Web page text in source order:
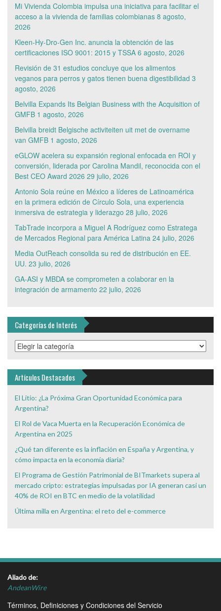
Mi Vivienda Colombia impulsa una iniciativa para facilitar el
acceso a la vivienda de familias colombianas 8 agosto,
2026
Kleen-Hy-Dro-Gen Inc. anuncia la obtención de las
certificaciones ISO 9001: 2015 y TSSA 6 agosto, 2026
Revisión de 31 estudios concluye que los alimentos
veganos para perros y gatos tienen buena digestibilidad 3
agosto, 2026
Belvilla Expands Its Belgian Business with the Acquisition of
GMFB 1 agosto, 2026
Belvilla breidt Belgische activiteiten uit met de overname
van GMFB 1 agosto, 2026
eGLOW acelera su expansión regional enfocada en ROI y
conversión, liderada por Carolina Mandil, reconocida con el
Best CEO Award 2026 29 julio, 2026
Antonio Sola reúne en México a líderes de Latinoamérica
en la primera edición de Círculo Sola, una experiencia
inmersiva de estrategia y liderazgo 28 julio, 2026
TabTrade incorpora a Miguel A Rodríguez como Estratega
de Mercados Regional para América Latina 24 julio, 2026
Media OutReach consolida su red de distribución en EE.
UU. 23 julio, 2026
GA-ASI y MBDA se comprometen a colaborar en la
integración de armamento 22 julio, 2026
Categorías de Interés
Categorías
de
Artículos Destacados
El Litio: ¿La Próxima Gran Oportunidad Económica para
Argentina?
El Rol de Vaca Muerta en la Recuperación Económica de
Argentina en 2025
¿Qué tan diferente es la inflación en España y Argentina, y
cómo impacta en la economía diaria?
El Programa de Gestión Patrimonial de BITmarkets supera al
mercado cripto: estrategias impulsadas por IA generan casi un
40% de ROI en BTC en medio de la volatilidad
Última milla en Argentina: el reto del e-commerce
Aliado de:
AndeanWire
Términos, Definiciones y Condiciones del Servicio